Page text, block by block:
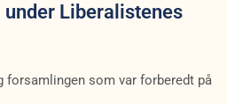
Liberalistenes
forsamlingen som var forberedt på